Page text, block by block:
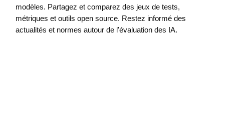
modèles. Partagez et comparez des jeux de tests,
métriques et outils open source. Restez informé des
actualités et normes autour de l'évaluation des IA.